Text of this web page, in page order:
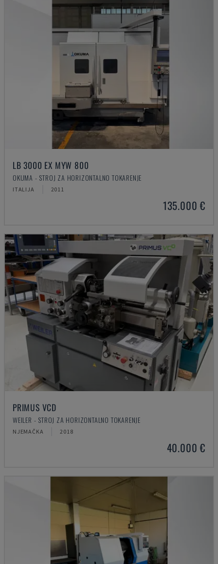
LB 3000 EX MYW 800
OKUMA - STROJ ZA HORIZONTALNO TOKARENJE
ITALIJA 2011
135.000 €
PRIMUS VCD
WEILER - STROJ ZA HORIZONTALNO TOKARENJE
NJEMAČKA 2018
40.000 €